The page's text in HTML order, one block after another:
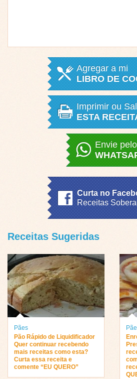
Agregar a mi
LIBRO DE
Imprimir ou
ESTA
Envie pelo
Curta no
Receitas
Receitas Sugeridas
Pães
Pão Rápido de Liquidificador
Quer continuar recebendo
mais receitas como esta?
Curta essa receita e
comente “EU QUERO”